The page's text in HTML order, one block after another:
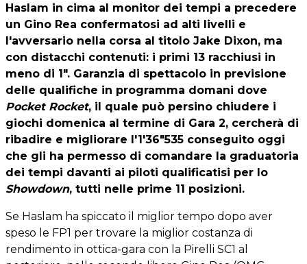
Haslam in cima al monitor dei tempi a precedere
un Gino Rea confermatosi ad alti livelli e
l'avversario nella corsa al titolo Jake Dixon, ma
con distacchi contenuti: i primi 13 racchiusi in
meno di 1". Garanzia di spettacolo in previsione
delle qualifiche in programma domani dove
Pocket Rocket, il quale può persino chiudere i
giochi domenica al termine di Gara 2, cercherà di
ribadire e migliorare l'1'36"535 conseguito oggi
che gli ha permesso di comandare la graduatoria
dei tempi davanti ai piloti qualificatisi per lo
Showdown, tutti nelle prime 11 posizioni.
Se Haslam ha spiccato il miglior tempo dopo aver
speso le FP1 per trovare la miglior costanza di
rendimento in ottica-gara con la Pirelli SC1 al